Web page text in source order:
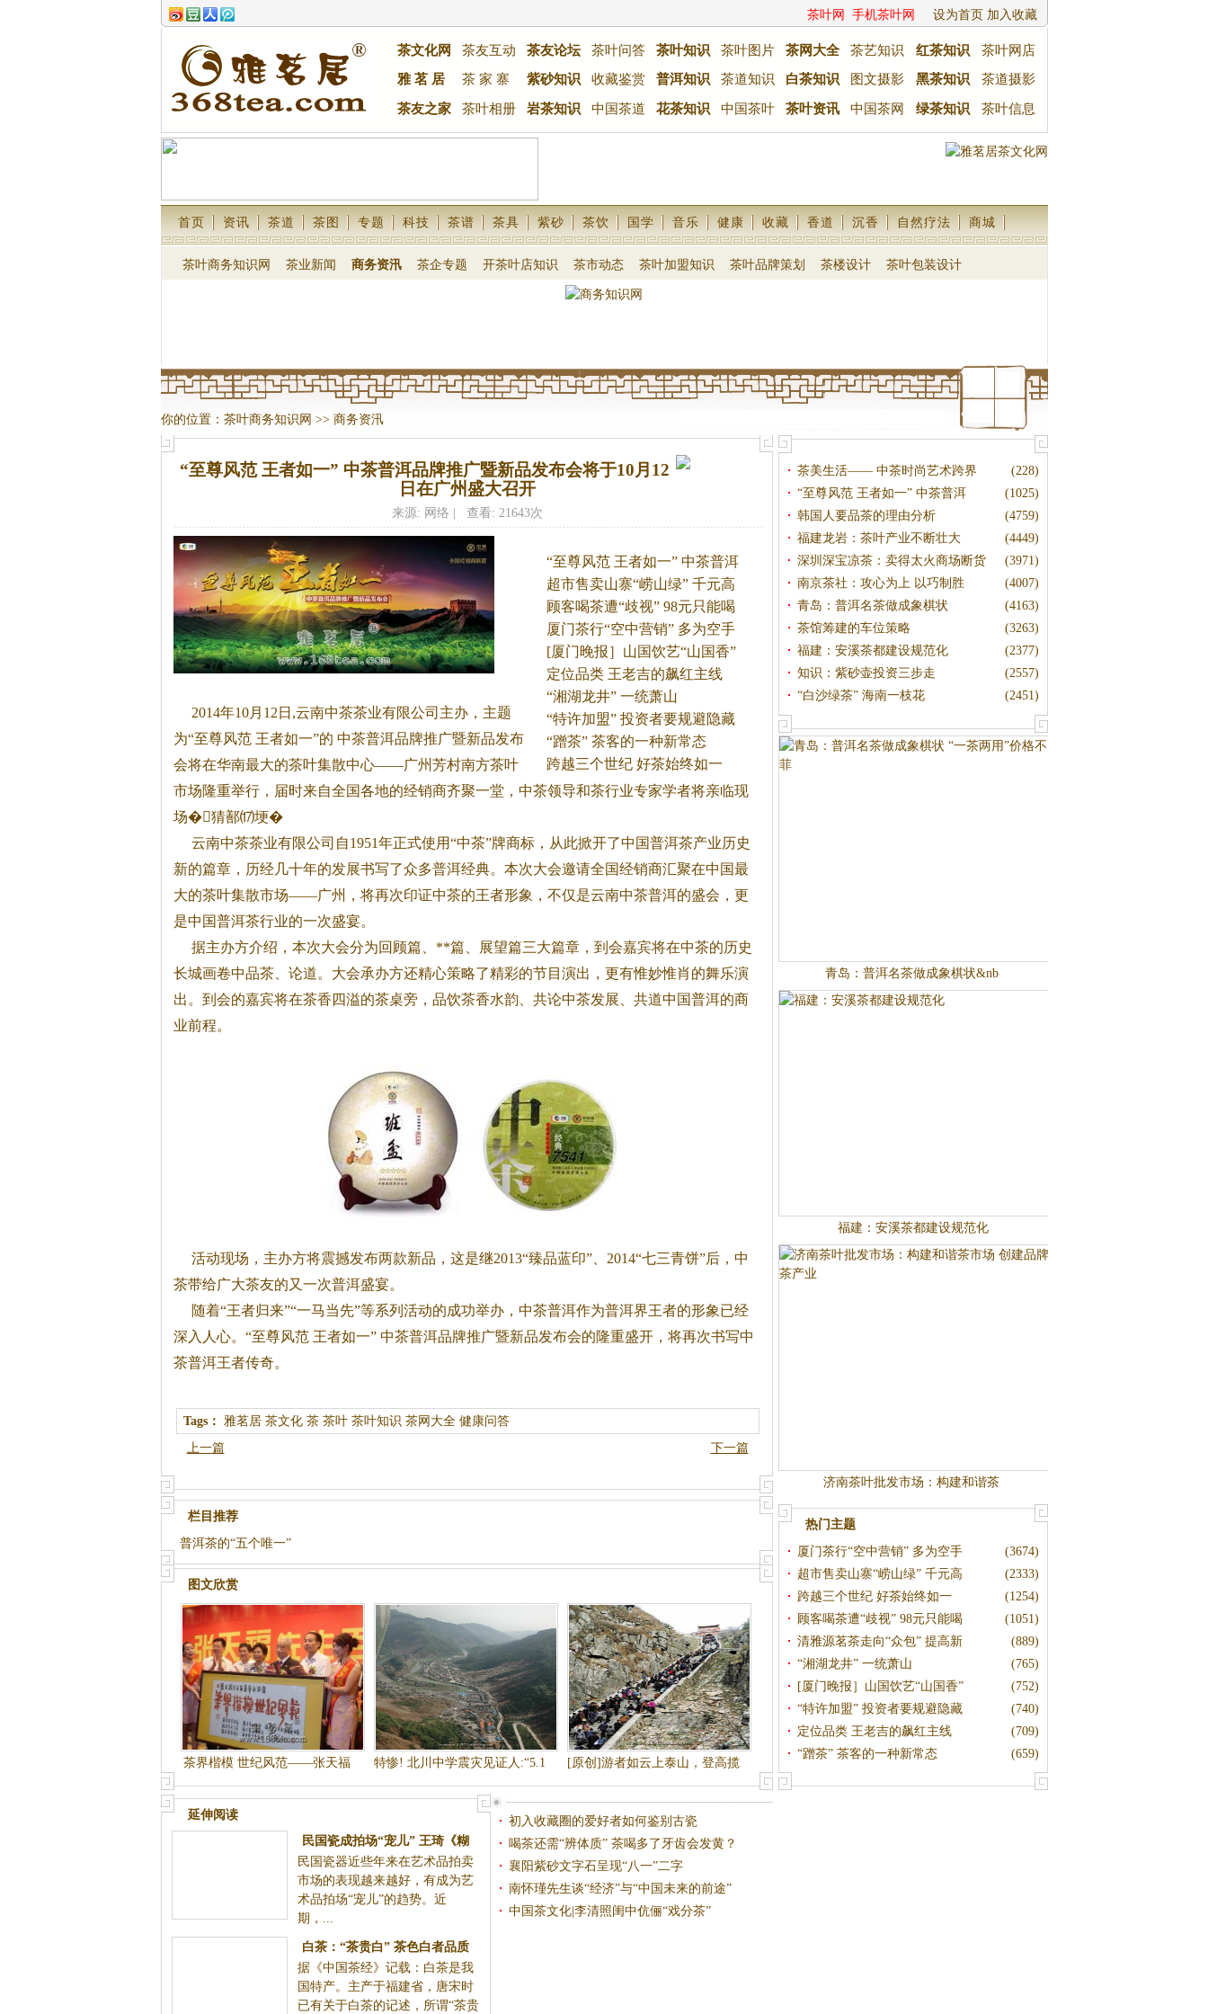
茶叶网 手机茶叶网 设为首页 加入收藏
茶文化网 茶友互动 茶友论坛 茶叶问答 茶叶知识 茶叶图片 茶网大全 茶艺知识 红茶知识
茶叶网店
雅 茗 居
茶 家 寨 紫砂知识 收藏鉴赏 普洱知识 茶道知识 白茶知识 图文摄影 黑茶知识 茶道摄影
茶友之家 茶叶相册 岩茶知识 中国茶道 花茶知识 中国茶叶 茶叶资讯 中国茶网 绿茶知识 茶叶信息
首页 资讯 茶道 茶图 专题 科技 茶谱 茶具 紫砂 茶饮 国学 音乐 健康 收藏 香道 沉香 自然疗法 商城
茶叶商务知识网 茶业新闻 商务资汛 茶企专题 开茶叶店知识 茶市动态 茶叶加盟知识 茶叶品牌策划 茶楼设计 茶叶包装设计
你的位置： 茶叶商务知识网 >> 商务资汛
“至尊风范 王者如一” 中茶普洱品牌推广暨新品发布会将于10月12
日在广州盛大召开
来源: 网络 | 查看: 21643次
“至尊风范 王者如一” 中茶普洱
超市售卖山寨“崂山绿” 千元高
顾客喝茶遭“歧视” 98元只能喝
厦门茶行“空中营销” 多为空手
[厦门晚报］山国饮艺“山国香”
定位品类 王老吉的飙红主线
“湘湖龙井” 一统萧山
“特许加盟” 投资者要规避隐藏
“蹭茶” 茶客的一种新常态
跨越三个世纪 好茶始终如一
2014年10月12日,云南中茶茶业有限公司主办，主题
为“至尊风范 王者如一”的 中茶普洱品牌推广暨新品发布
会将在华南最大的茶叶集散中心——广州芳村南方茶叶
市场隆重举行，届时来自全国各地的经销商齐聚一堂，中茶领导和茶行业专家学者将亲临现
场�猜鄯⒄埂�
云南中茶茶业有限公司自1951年正式使用“中茶”牌商标，从此掀开了中国普洱茶产业历史
新的篇章，历经几十年的发展书写了众多普洱经典。本次大会邀请全国经销商汇聚在中国最
大的茶叶集散市场——广州，将再次印证中茶的王者形象，不仅是云南中茶普洱的盛会，更
是中国普洱茶行业的一次盛宴。
据主办方介绍，本次大会分为回顾篇、**篇、展望篇三大篇章，到会嘉宾将在中茶的历史
长城画卷中品茶、论道。大会承办方还精心策略了精彩的节目演出，更有惟妙惟肖的舞乐演
出。到会的嘉宾将在茶香四溢的茶桌旁，品饮茶香水韵、共论中茶发展、共道中国普洱的商
业前程。
活动现场，主办方将震撼发布两款新品，这是继2013“臻品蓝印”、2014“七三青饼”后，中
茶带给广大茶友的又一次普洱盛宴。
随着“王者归来”“一马当先”等系列活动的成功举办，中茶普洱作为普洱界王者的形象已经
深入人心。“至尊风范 王者如一” 中茶普洱品牌推广暨新品发布会的隆重盛开，将再次书写中
茶普洱王者传奇。
Tags： 雅茗居 茶文化 茶 茶叶 茶叶知识 茶网大全 健康问答
上一篇
下一篇
栏目推荐
普洱茶的“五个唯一”
图文欣赏
茶界楷模 世纪风范——张天福
泰斗百岁诞辰
特惨! 北川中学震灾见证人:“5.1
2” 我一辈子的痛
[原创]游者如云上泰山，登高揽
胜
延伸阅读
民国瓷成拍场“宠儿” 王琦《糊
涂即是仙》350万成交
民国瓷器近些年来在艺术品拍卖市场的表现越来越好，
有成为艺术品拍场“宠儿”的趋势。近期，...
白茶：“茶贵白” 茶色白者品质
据《中国茶经》记载：白茶是我国特产。主产于福建
初入收藏圈的爱好者如何鉴别古瓷
喝茶还需“辨体质” 茶喝多了牙齿会发黄？
襄阳紫砂文字石呈现“八一”二字
南怀瑾先生谈“经济”与“中国未来的前途”
中国茶文化|李清照闺中伉俪“戏分茶”
(228)
茶美生活—— 中茶时尚艺术跨界
(1025)
“至尊风范 王者如一” 中茶普洱
(4759)
韩国人要品茶的理由分析
(4449)
福建龙岩：茶叶产业不断壮大
(3971)
深圳深宝凉茶：卖得太火商场断货
(4007)
南京茶社：攻心为上 以巧制胜
(4163)
青岛：普洱名茶做成象棋状
(3263)
茶馆筹建的车位策略
(2377)
福建：安溪茶都建设规范化
(2557)
知识：紫砂壶投资三步走
(2451)
“白沙绿茶” 海南一枝花
青岛：普洱名茶做成象棋状&nb
福建：安溪茶都建设规范化
济南茶叶批发市场：构建和谐茶
热门主题
(3674)
厦门茶行“空中营销” 多为空手
(2333)
超市售卖山寨“崂山绿” 千元高
(1254)
跨越三个世纪 好茶始终如一
(1051)
顾客喝茶遭“歧视” 98元只能喝
(889)
清雅源茗茶走向“众包” 提高新
(765)
“湘湖龙井” 一统萧山
(752)
[厦门晚报］山国饮艺“山国香”
(740)
“特许加盟” 投资者要规避隐藏
(709)
定位品类 王老吉的飙红主线
(659)
“蹭茶” 茶客的一种新常态